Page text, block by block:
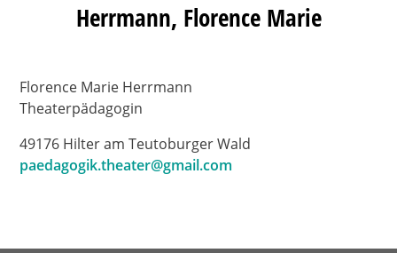
Herrmann, Florence Marie
Florence Marie Herrmann
Theaterpädagogin
49176 Hilter am Teutoburger Wald
paedagogik.theater@gmail.com